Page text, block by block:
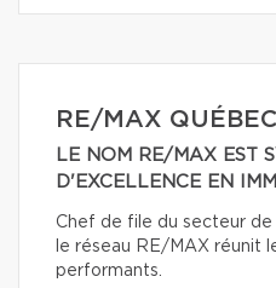
RE/MAX QUÉBEC
LE NOM RE/MAX EST
D'EXCELLENCE EN
Chef de file du secteur de
le réseau RE/MAX réunit
performants.